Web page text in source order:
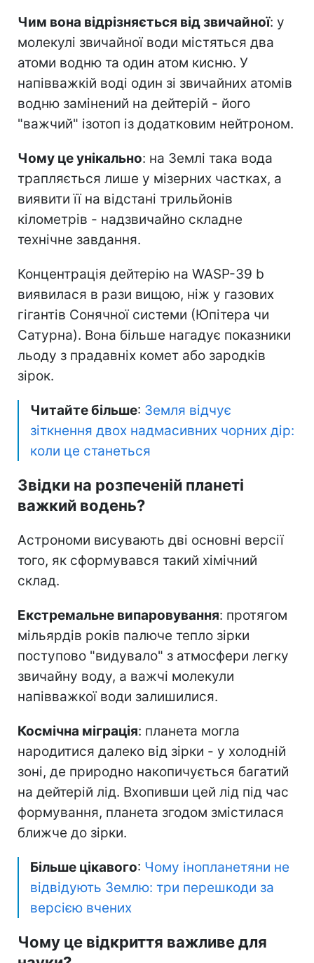
Чим вона відрізняється від звичайної: у
молекулі звичайної води містяться два
атоми водню та один атом кисню. У
напівважкій воді один зі звичайних атомів
водню замінений на дейтерій - його
"важчий" ізотоп із додатковим нейтроном.
Чому це унікально: на Землі така вода
трапляється лише у мізерних частках, а
виявити її на відстані трильйонів
кілометрів - надзвичайно складне
технічне завдання.
Концентрація дейтерію на WASP-39 b
виявилася в рази вищою, ніж у газових
гігантів Сонячної системи (Юпітера чи
Сатурна). Вона більше нагадує показники
льоду з прадавніх комет або зародків
зірок.
Читайте більше: Земля відчує
зіткнення двох надмасивних чорних дір:
коли це станеться
Звідки на розпеченій планеті
важкий водень?
Астрономи висувають дві основні версії
того, як сформувався такий хімічний
склад.
Екстремальне випаровування: протягом
мільярдів років палюче тепло зірки
поступово "видувало" з атмосфери легку
звичайну воду, а важчі молекули
напівважкої води залишилися.
Космічна міграція: планета могла
народитися далеко від зірки - у холодній
зоні, де природно накопичується багатий
на дейтерій лід. Вхопивши цей лід під час
формування, планета згодом змістилася
ближче до зірки.
Більше цікавого: Чому інопланетяни не
відвідують Землю: три перешкоди за
версією вчених
Чому це відкриття важливе для